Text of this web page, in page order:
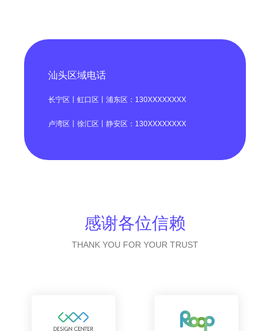
汕头区域电话
长宁区丨虹口区丨浦东区：130XXXXXXXX
卢湾区丨徐汇区丨静安区：130XXXXXXXX
感谢各位信赖
THANK YOU FOR YOUR TRUST